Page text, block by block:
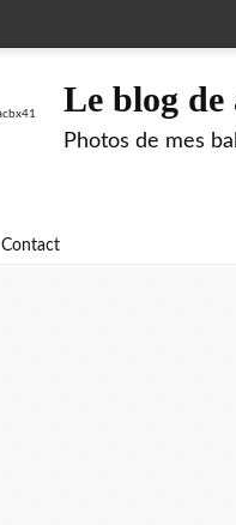
Le blog de
Photos de mes
Contact